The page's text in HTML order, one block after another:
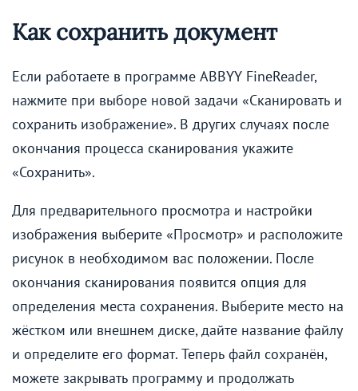
Как сохранить документ
Если работаете в программе ABBYY FineReader,
нажмите при выборе новой задачи «Сканировать и
сохранить изображение». В других случаях после
окончания процесса сканирования укажите
«Сохранить».
Для предварительного просмотра и настройки
изображения выберите «Просмотр» и расположите
рисунок в необходимом вас положении. После
окончания сканирования появится опция для
определения места сохранения. Выберите место на
жёстком или внешнем диске, дайте название файлу
и определите его формат. Теперь файл сохранён,
можете закрывать программу и продолжать